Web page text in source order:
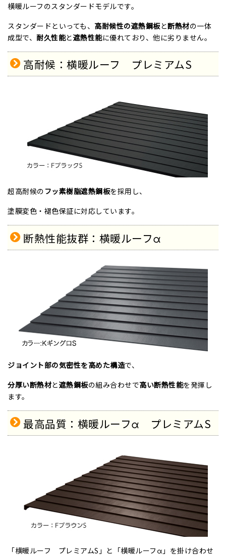
横暖ルーフのスタンダードモデルです。
スタンダードといっても、 高耐候性の遮熱鋼板と断熱材の一体
成型で、 耐久性能と遮熱性能に優れており、他に劣りません。
高耐候：横暖ルーフ プレミアムS
超高耐候の フッ素樹脂遮熱鋼板を採用し、
塗膜変色・褪色保証に対応しています。
断熱性能抜群：横暖ルーフα
ジョイント部の気密性を高めた構造で、
分厚い断熱材と遮熱鋼板の組み合わせで高い断熱性能を発揮し
ます。
最高品質：横暖ルーフα プレミアムS
「横暖ルーフ プレミアムS 」と「横暖ルーフ α 」を掛け合わせ